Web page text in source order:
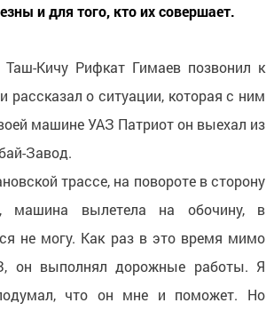
и для того, кто их совершает.
Кичу Рифкат Гимаев позвонил к
рассказал о ситуации, которая с ним
машине УАЗ Патриот он выехал из
Завод.
трассе, на повороте в сторону
машина вылетела на обочину, в
не могу. Как раз в это время мимо
он выполнял дорожные работы. Я
что он мне и поможет. Но